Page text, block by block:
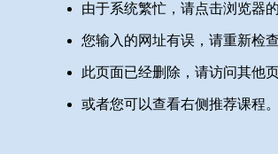
由于系统繁忙，请点击浏览器的
您输入的网址有误，请重新检
此页面已经删除，请访问其他
或者您可以查看右侧推荐课程。